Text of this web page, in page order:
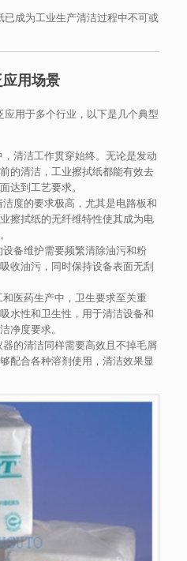
成为工业生产清洁过程中不可或
用场景
用于多个行业，以下是几个典型
清洁工作贯穿始终。无论是发动
的清洁，工业擦拭纸都能有效去
达到工艺要求。
度的要求极高，尤其是电路板和
擦拭纸的无纤维特性使其成为电
备维护需要频繁清除油污和粉
收油污，同时保持设备表面无刮
医药生产中，卫生要求至关重
水性和卫生性，用于清洁设备和
净度要求。
的清洁同样需要高效且不掉毛屑
配合各种溶剂使用，清洁效果显